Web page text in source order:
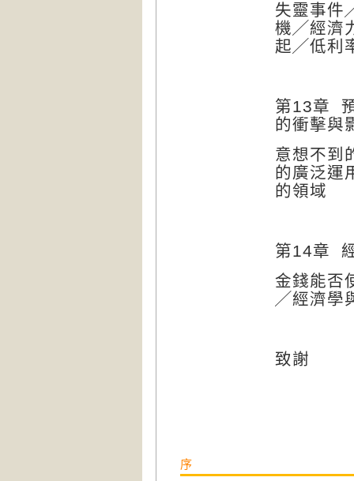
失靈事件
機╱經濟
起╱低利
第13章
的衝擊與
意想不到
的廣泛運
的領域
第14章
金錢能否
╱經濟學
致謝
序